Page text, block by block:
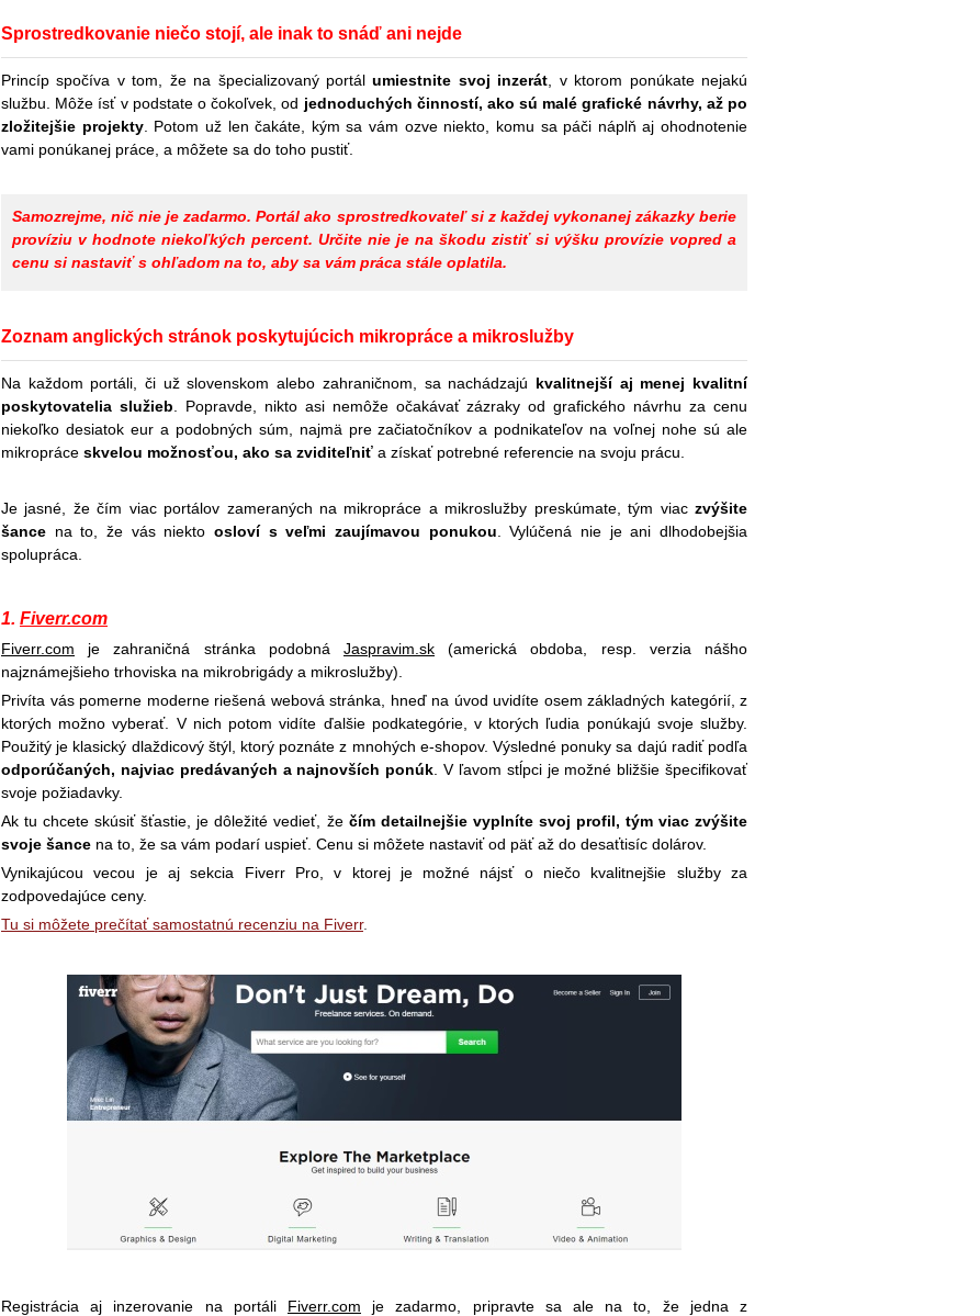
Sprostredkovanie niečo stojí, ale inak to snáď ani nejde
Princíp spočíva v tom, že na špecializovaný portálumiestnite svoj inzerát , v ktorom ponúkate nejakú
službu. Môže ísť v podstate o čokoľvek, od jednoduchých činností, ako sú malé grafické návrhy, až po
zložitejšie projekty. Potom už len čakáte, kým sa vám ozve niekto, komu sa páči náplň aj ohodnotenie
vami ponúkanej práce, a môžete sa do toho pustiť.
Samozrejme, nič nie je zadarmo. Portál ako sprostredkovateľ si z každej vykonanej zákazky berie
províziu v hodnote niekoľkých percent. Určite nie je na škodu zistiť si výšku provízie vopred a
cenu si nastaviť s ohľadom na to, aby sa vám práca stále oplatila.
Zoznam anglických stránok poskytujúcich mikropráce a mikroslužby
Na každom portáli, či už slovenskom alebo zahraničnom, sa nachádzajú kvalitnejší aj menej kvalitní
poskytovatelia služieb . Popravde, nikto asi nemôže očakávať zázraky od grafického návrhu za cenu
niekoľko desiatok eur a podobných súm, najmä pre začiatočníkov a podnikateľov na voľnej nohe sú ale
mikropráce skvelou možnosťou, ako sa zviditeľniť a získať potrebné referencie na svoju prácu.
Je jasné, že čím viac portálov zameraných na mikropráce a mikroslužby preskúmate, tým viac zvýšite
šance na to, že vás niekto osloví s veľmi zaujímavou ponukou . Vylúčená nie je ani dlhodobejšia
spolupráca.
1. Fiverr.com
Fiverr.com je zahraničná stránka podobná Jaspravim.sk (americká obdoba, resp. verzia nášho
najznámejšieho trhoviska na mikrobrigády a mikroslužby).
Privíta vás pomerne moderne riešená webová stránka, hneď na úvod uvidíte osem základných kategórií, z
ktorých možno vyberať. V nich potom vidíte ďalšie podkategórie, v ktorých ľudia ponúkajú svoje služby.
Použitý je klasický dlaždicový štýl, ktorý poznáte z mnohých e-shopov. Výsledné ponuky sa dajú radiť podľa
odporúčaných, najviac predávaných a najnovších ponúk . V ľavom stĺpci je možné bližšie špecifikovať
svoje požiadavky.
Ak tu chcete skúsiť šťastie, je dôležité vedieť, že čím detailnejšie vyplníte svoj profil, tým viac zvýšite
svoje šance na to, že sa vám podarí uspieť. Cenu si môžete nastaviť od päť až do desaťtisíc dolárov.
Vynikajúcou vecou je aj sekcia Fiverr Pro, v ktorej je možné nájsť o niečo kvalitnejšie služby za
zodpovedajúce ceny.
Tu si môžete prečítať samostatnú recenziu na Fiverr.
Registrácia aj inzerovanie na portáli Fiverr.com je zadarmo, pripravte sa ale na to, že jedna z